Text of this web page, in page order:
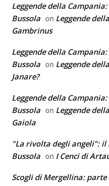
Leggende della
Bussola on Leggende
Gambrinus
Leggende della
Bussola on Leggende
Janare?
Leggende della
Bussola on Leggende
Gaiola
"La rivolta degli angeli": il
Bussola on I Cenci di
Scogli di Mergellina: